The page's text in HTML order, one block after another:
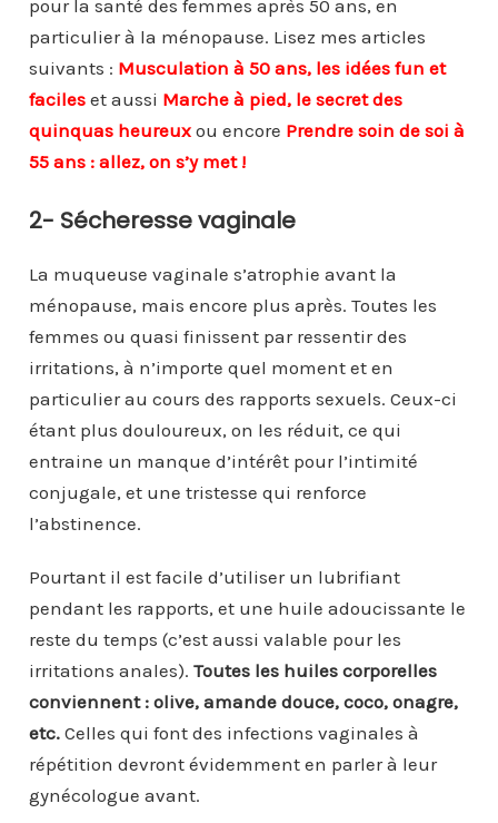
pour la santé des femmes après 50 ans, en
particulier à la ménopause. Lisez mes articles
suivants : Musculation à 50 ans, les idées fun et
facileset aussi Marche à pied, le secret des
quinquas heureux ou encore Prendre soin de soi à
55 ans : allez, on s’y met !
2- Sécheresse vaginale
La muqueuse vaginale s’atrophie avant la
ménopause, mais encore plus après. Toutes les
femmes ou quasi finissent par ressentir des
irritations, à n’importe quel moment et en
particulier au cours des rapports sexuels. Ceux-ci
étant plus douloureux, on les réduit, ce qui
entraine un manque d’intérêt pour l’intimité
conjugale, et une tristesse qui renforce
l’abstinence.
Pourtant il est facile d’utiliser un lubrifiant
pendant les rapports, et une huile adoucissante le
reste du temps (c’est aussi valable pour les
irritations anales). Toutes les huiles corporelles
conviennent : olive, amande douce, coco, onagre,
etc.Celles qui font des infections vaginales à
répétition devront évidemment en parler à leur
gynécologue avant.